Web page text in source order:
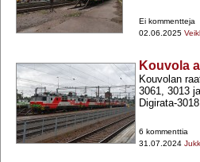
Ei kommentteja
02.06.2025
Kouvola
Kouvolan
3061, 3013
Digirata-​
6 kommenttia
31.07.2024